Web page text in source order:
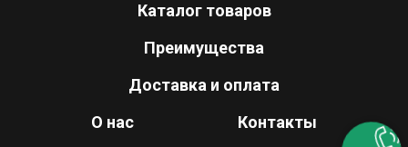
Каталог товаров
Преимущества
Доставка и оплата
О нас
Контакты